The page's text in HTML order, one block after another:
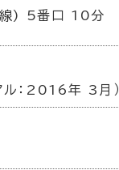
線) 5番口 10分
：2016年 3月）